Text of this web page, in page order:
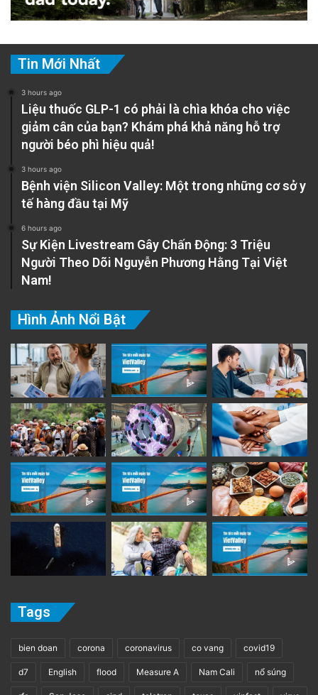
Tin Mới Nhất
3 hours ago
Liệu thuốc GLP-1 có phải là chìa khóa cho việc
giảm cân của bạn? Khám phá khả năng hỗ trợ
người béo phì hiệu quả!
3 hours ago
Bệnh viện Silicon Valley: Một trong những cơ sở y
tế hàng đầu tại Mỹ
6 hours ago
Sự Kiện Livestream Gây Chấn Động: 3 Triệu
Người Theo Dõi Nguyễn Phương Hằng Tại Việt
Nam!
Hình Ảnh Nổi Bật
Tags
bien doan corona coronavirus co vang covid19
d7 English flood Measure A Nam Cali nổ súng